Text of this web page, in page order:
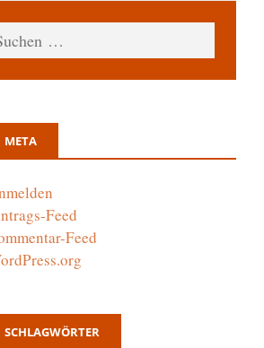
META
Feed
Feed
SCHLAGWÖRTER